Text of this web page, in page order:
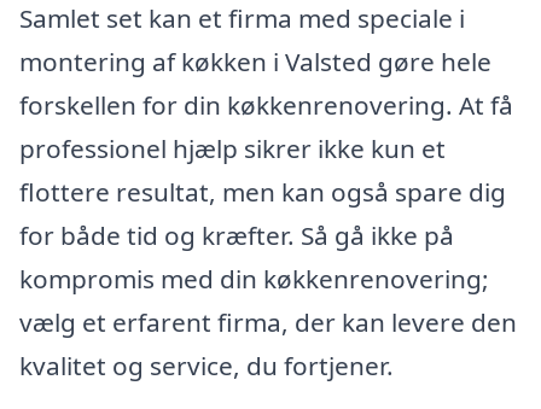
Samlet set kan et firma med speciale i
montering af køkken i Valsted gøre hele
forskellen for din køkkenrenovering. At få
professionel hjælp sikrer ikke kun et
flottere resultat, men kan også spare dig
for både tid og kræfter. Så gå ikke på
kompromis med din køkkenrenovering;
vælg et erfarent firma, der kan levere den
kvalitet og service, du fortjener.